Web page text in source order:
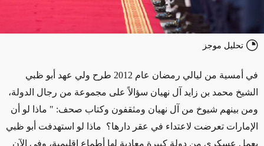
تحليل موجز
في أمسية من ليالي رمضان عام 2012 طرح ولي عهد أبو ظبي
الشيخ محمد بن زايد آل نهيان سؤالاً على مجموعة من رجال الدولة،
ومن بينهم شيوخ من آل نهيان ومثقفون وكتاب صحف: " ماذا لو أن
الإمارات تعرضت لاعتداء في عقر دارها؟ ماذا لو استهدفت أبو ظبي
بعمل عسكري من دولة كبيرة معادية لها أطماع إقليمية، وفي الآن